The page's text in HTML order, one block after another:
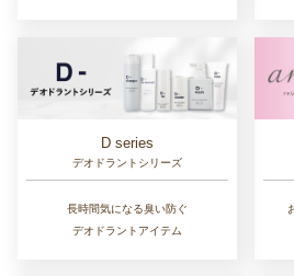
D series
デオドラントシリーズ
長時間気になる臭い防ぐ
デオドラントアイテム